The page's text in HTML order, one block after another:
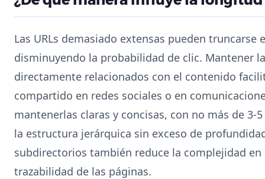
Las URLs demasiado extensas pueden truncarse
disminuyendo la probabilidad de clic. Mantener
directamente relacionados con el contenido
compartido en redes sociales o en
mantenerlas claras y concisas, con no más de 3-
la estructura jerárquica sin exceso de
subdirectorios también reduce la complejidad
trazabilidad de las páginas.